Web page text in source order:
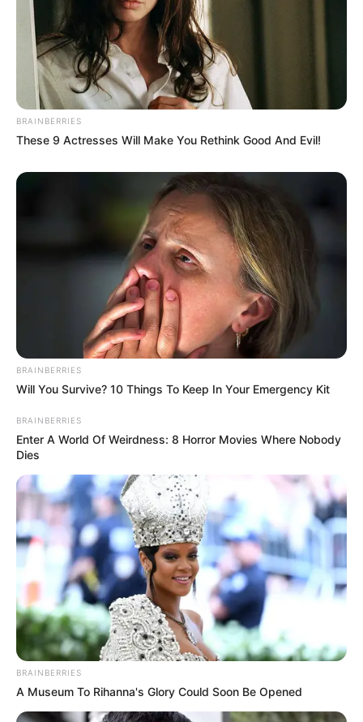
BRAINBERRIES
These 9 Actresses Will Make You Rethink Good And Evil!
BRAINBERRIES
Will You Survive? 10 Things To Keep In Your Emergency Kit
BRAINBERRIES
Enter A World Of Weirdness: 8 Horror Movies Where Nobody
Dies
BRAINBERRIES
A Museum To Rihanna's Glory Could Soon Be Opened